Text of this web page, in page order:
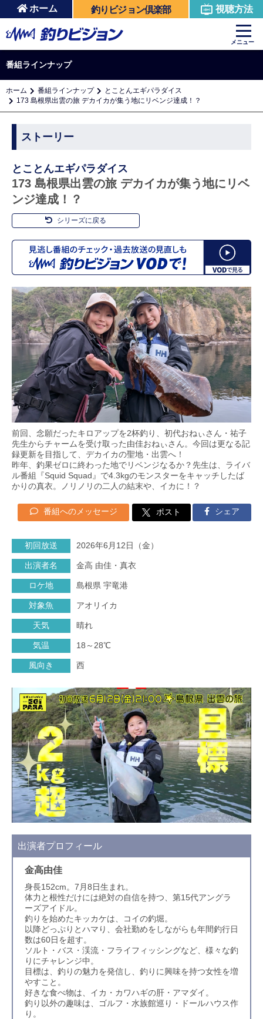
ホーム 釣りビジョン倶楽部 視聴方法
メニュー
番組ラインナップ
ホーム 番組ラインナップ
とことんエギパラダイス
173 島根県出雲の旅 デカイカが集う地にリベンジ達成！？
ストーリー
とことんエギパラダイス
173 島根県出雲の旅 デカイカが集う地にリベ
ンジ達成！？
シリーズに戻る
前回、念願だったキロアップを2杯釣り、初代おねぃさん・祐子
先生からチャームを受け取った由佳おねぃさん。今回は更なる記
録更新を目指して、デカイカの聖地・出雲へ！
昨年、釣果ゼロに終わった地でリベンジなるか？先生は、ライバ
ル番組『Squid Squad』で4.3kgのモンスターをキャッチしたば
かりの真衣。ノリノリの二人の結末や、イカに！？
番組へのメッセージ ポスト シェア
初回放送 2026年6月12日（金）
出演者名 金高 由佳・真衣
ロケ地 島根県 宇竜港
対象魚 アオリイカ
天気 晴れ
気温 18～28℃
風向き 西
出演者プロフィール
金高由佳
身長152cm。7月8日生まれ。
体力と根性だけには絶対の自信を持つ、第15代アングラ
ーズアイドル。
釣りを始めたキッカケは、コイの釣堀。
以降どっぷりとハマり、会社勤めをしながらも年間釣行日
数は60日を超す。
ソルト・バス・渓流・フライフィッシングなど、様々な釣
りにチャレンジ中。
目標は、釣りの魅力を発信し、釣りに興味を持つ女性を増
やすこと。
好きな食べ物は、イカ・カワハギの肝・アマダイ。
釣り以外の趣味は、ゴルフ・水族館巡り・ドールハウス作
り。